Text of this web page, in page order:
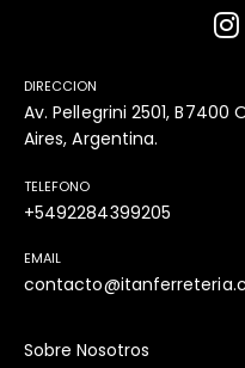
DIRECCION
Av. Pellegrini 2501, B7400
Aires, Argentina.
TELEFONO
+5492284399205
EMAIL
Sobre Nosotros